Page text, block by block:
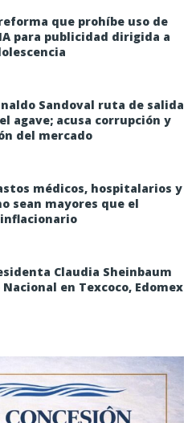
que prohíbe uso de
para publicidad dirigida a
Sandoval ruta de salida
agave; acusa corrupción y
del mercado
médicos, hospitalarios y
sean mayores que el
Claudia Sheinbaum
en Texcoco, Edomex